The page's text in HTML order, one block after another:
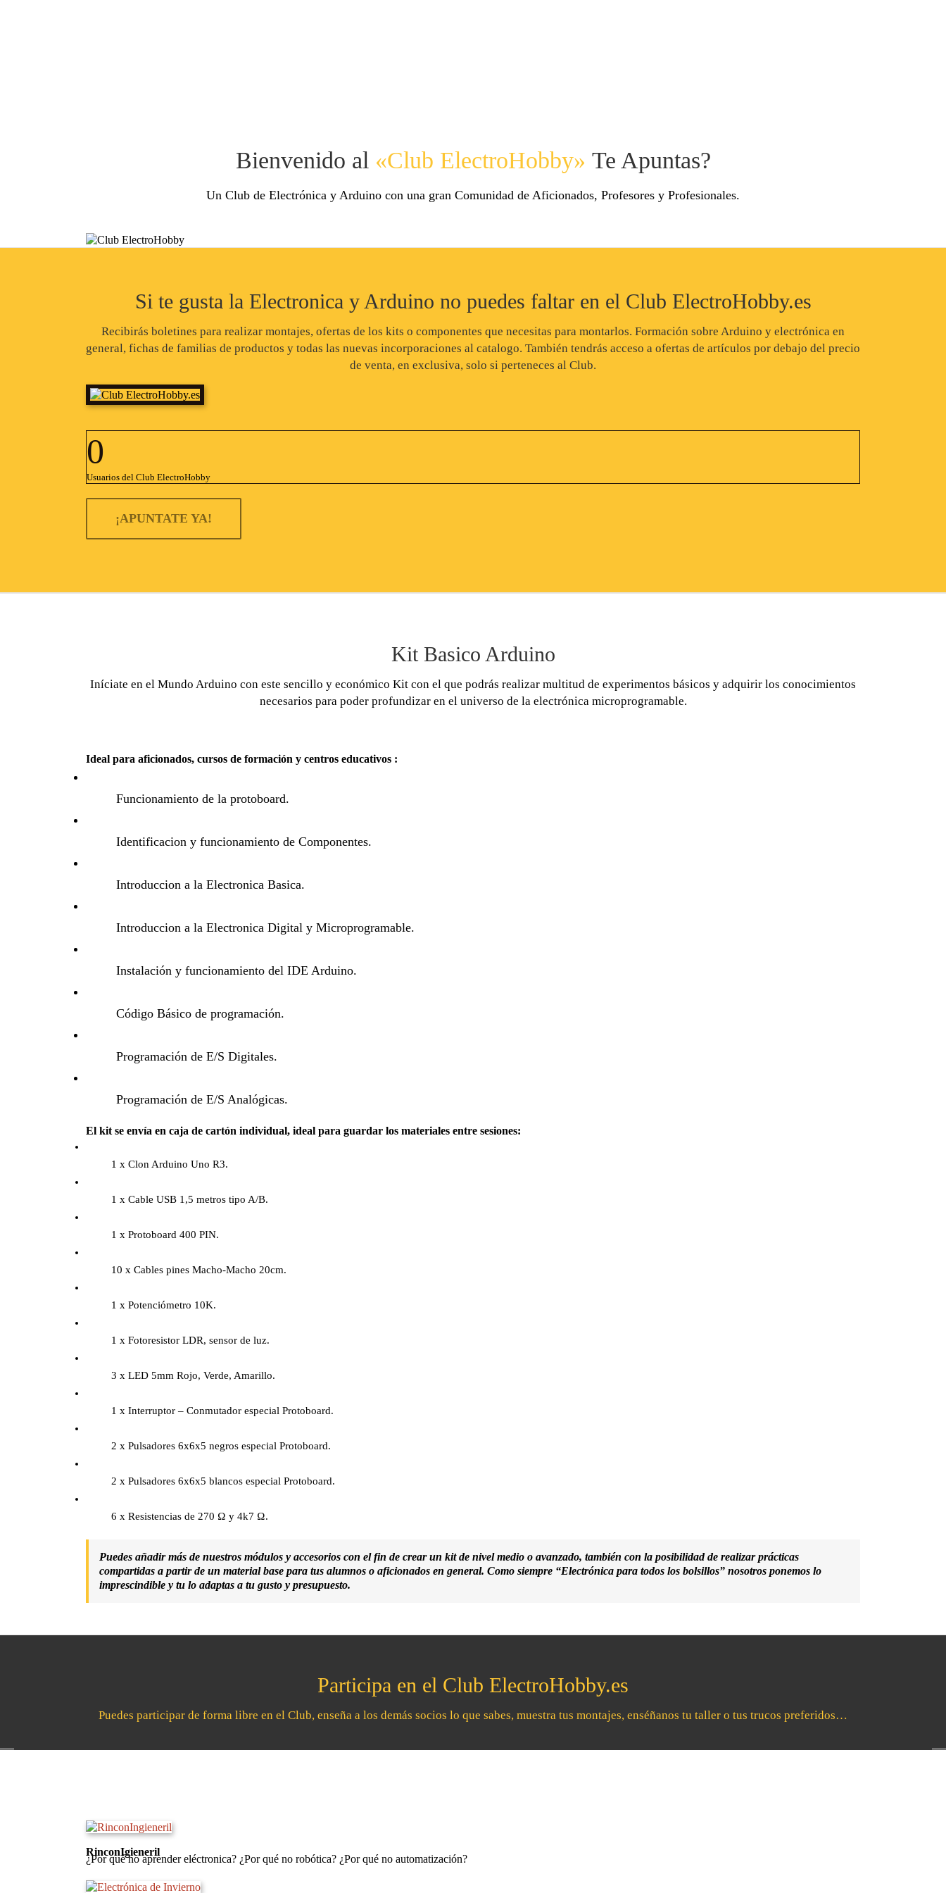
Bienvenido al «Club ElectroHobby» Te Apuntas?
Un Club de Electrónica y Arduino con una gran Comunidad de Aficionados, Profesores y Profesionales.
Si te gusta la Electronica y Arduino no puedes faltar en el Club ElectroHobby.es
Recibirás boletines para realizar montajes, ofertas de los kits o componentes que necesitas para montarlos. Formación sobre Arduino y electrónica en
general, fichas de familias de productos y todas las nuevas incorporaciones al catalogo. También tendrás acceso a ofertas de artículos por debajo del precio
de venta, en exclusiva, solo si perteneces al Club.
0
Usuarios del Club ElectroHobby
¡APUNTATE YA!
Kit Basico Arduino
Iníciate en el Mundo Arduino con este sencillo y económico Kit con el que podrás realizar multitud de experimentos básicos y adquirir los conocimientos
necesarios para poder profundizar en el universo de la electrónica microprogramable.
Ideal para aficionados, cursos de formación y centros educativos :
Funcionamiento de la protoboard.
Identificacion y funcionamiento de Componentes.
Introduccion a la Electronica Basica.
Introduccion a la Electronica Digital y Microprogramable.
Instalación y funcionamiento del IDE Arduino.
Código Básico de programación.
Programación de E/S Digitales.
Programación de E/S Analógicas.
El kit se envía en caja de cartón individual, ideal para guardar los materiales entre sesiones:
1 x Clon Arduino Uno R3.
1 x Cable USB 1,5 metros tipo A/B.
1 x Protoboard 400 PIN.
10 x Cables pines Macho-Macho 20cm.
1 x Potenciómetro 10K.
1 x Fotoresistor LDR, sensor de luz.
3 x LED 5mm Rojo, Verde, Amarillo.
1 x Interruptor – Conmutador especial Protoboard.
2 x Pulsadores 6x6x5 negros especial Protoboard.
2 x Pulsadores 6x6x5 blancos especial Protoboard.
6 x Resistencias de 270 Ω y 4k7 Ω.
Puedes añadir más de nuestros módulos y accesorios con el fin de crear un kit de nivel medio o avanzado, también con la posibilidad de realizar prácticas
compartidas a partir de un material base para tus alumnos o aficionados en general. Como siempre “Electrónica para todos los bolsillos” nosotros ponemos lo
imprescindible y tu lo adaptas a tu gusto y presupuesto.
Participa en el Club ElectroHobby.es
Puedes participar de forma libre en el Club, enseña a los demás socios lo que sabes, muestra tus montajes, enséñanos tu taller o tus trucos preferidos…
RinconIgieneril
¿Por qué no aprender eléctronica? ¿Por qué no robótica? ¿Por qué no automatización?